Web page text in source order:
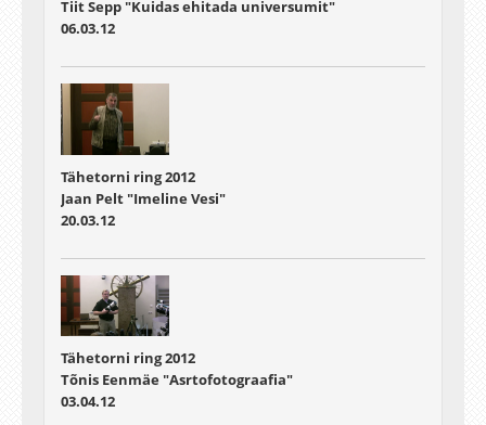
Tiit Sepp "Kuidas ehitada universumit"
06.03.12
Tähetorni ring 2012
Jaan Pelt "Imeline Vesi"
20.03.12
Tähetorni ring 2012
Tõnis Eenmäe "Asrtofotograafia"
03.04.12